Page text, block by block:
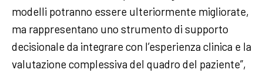
modelli potranno essere ulteriormente migliorate,
ma rappresentano uno strumento di supporto
decisionale da integrare con l’esperienza clinica e la
valutazione complessiva del quadro del paziente”,